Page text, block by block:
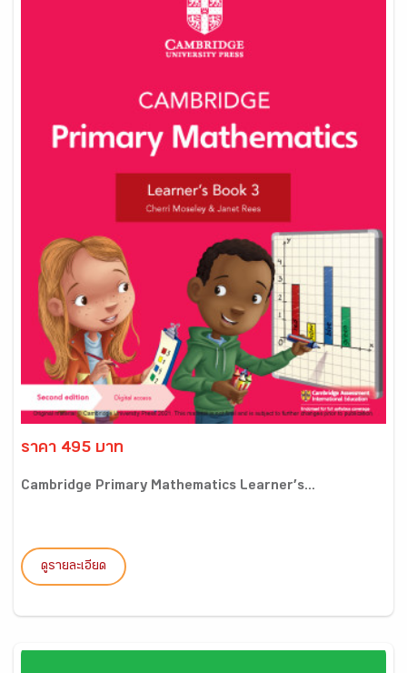
ราคา 495 บาท
Cambridge Primary Mathematics Learner’s...
ดูรายละเอียด